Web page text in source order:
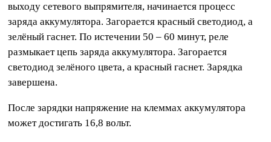
выходу сетевого выпрямителя, начинается процесс
заряда аккумулятора. Загорается красный светодиод, а
зелёный гаснет. По истечении 50 – 60 минут, реле
размыкает цепь заряда аккумулятора. Загорается
светодиод зелёного цвета, а красный гаснет. Зарядка
завершена.
После зарядки напряжение на клеммах аккумулятора
может достигать 16,8 вольт.